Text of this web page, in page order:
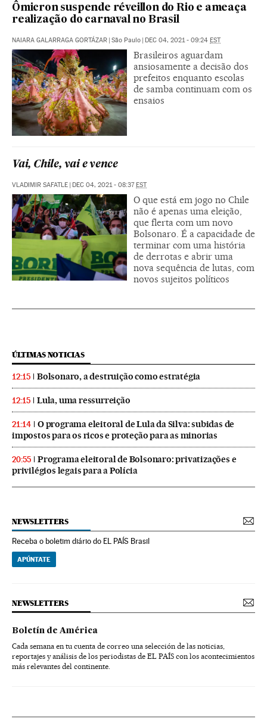
Ômicron suspende réveillon do Rio e ameaça
realização do carnaval no Brasil
NAIARA GALARRAGA GORTÁZAR São Paulo DEC 04, 2021 - 09:24 EST
Brasileiros aguardam
ansiosamente a decisão dos
prefeitos enquanto escolas
de samba continuam com os
ensaios
Vai, Chile, vai e vence
VLADIMIR SAFATLE | DEC 04, 2021 - 08:37EST
O que está em jogo no Chile
não é apenas uma eleição,
que flerta com um novo
Bolsonaro. É a capacidade de
terminar com uma história
de derrotas e abrir uma
nova sequência de lutas, com
novos sujeitos políticos
ÚLTIMAS NOTICIAS
12:15 Bolsonaro, a destruição como estratégia
12:15 Lula, uma ressurreição
21:14
O programa eleitoral de Lula da Silva: subidas de
impostos para os ricos e proteção para as minorias
20:55
Programa eleitoral de Bolsonaro: privatizações e
privilégios legais para a Polícia
NEWSLETTERS
Receba o boletim diário do EL PAÍS Brasil
APÚNTATE
NEWSLETTERS
Boletín de América
Cada semana en tu cuenta de correo una selección de las noticias,
reportajes y análisis de los periodistas de EL PAÍS con los acontecimientos
más relevantes del continente.